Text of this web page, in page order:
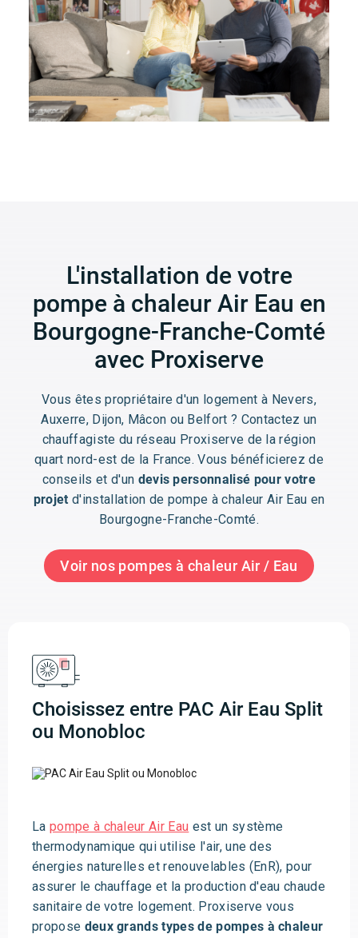
L'installation de votre
pompe à chaleur Air Eau en
Bourgogne-Franche-Comté
avec Proxiserve
Vous êtes propriétaire d'un logement à Nevers,
Auxerre, Dijon, Mâcon ou Belfort ? Contactez un
chauffagiste du réseau Proxiserve de la région
quart nord-est de la France. Vous bénéficierez de
conseils et d'un devis personnalisé pour votre
projet d'installation de pompe à chaleur Air Eau en
Bourgogne-Franche-Comté.
Voir nos pompes à chaleur Air / Eau
Choisissez entre PAC Air Eau Split
ou Monobloc
La pompe à chaleur Air Eau est un système
thermodynamique qui utilise l'air, une des
énergies naturelles et renouvelables (EnR), pour
assurer le chauffage et la production d'eau chaude
sanitaire de votre logement. Proxiserve vous
propose deux grands types de pompes à chaleur